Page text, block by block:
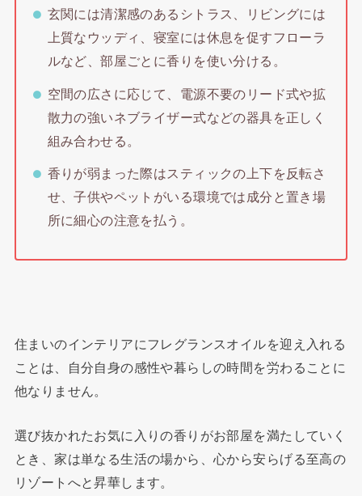
玄関には清潔感のあるシトラス、リビングには
上質なウッディ、寝室には休息を促すフローラ
ルなど、部屋ごとに香りを使い分ける。
空間の広さに応じて、電源不要のリード式や拡
散力の強いネブライザー式などの器具を正しく
組み合わせる。
香りが弱まった際はスティックの上下を反転さ
せ、子供やペットがいる環境では成分と置き場
所に細心の注意を払う。
住まいのインテリアにフレグランスオイルを迎え入れる
ことは、自分自身の感性や暮らしの時間を労わることに
他なりません。
選び抜かれたお気に入りの香りがお部屋を満たしていく
とき、家は単なる生活の場から、心から安らげる至高の
リゾートへと昇華します。